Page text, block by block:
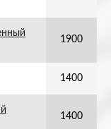
1900
1400
1400